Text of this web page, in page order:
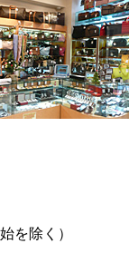
を除く）